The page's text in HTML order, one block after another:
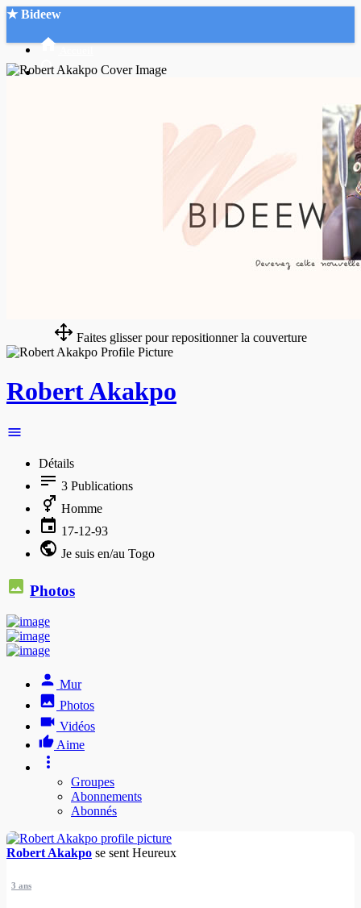
★ Bideew
Faites glisser pour repositionner la couverture
Robert Akakpo
Détails
3 Publications
Homme
17-12-93
Je suis en/au Togo
Photos
Mur
Photos
Vidéos
Aime
Groupes
Abonnements
Abonnés
Robert Akakpo se sent Heureux
3 ans